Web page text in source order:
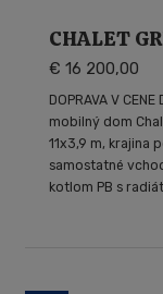
CHALET
€ 16 200,00
DOPRAVA V
mobilný dom
11x3,9 m, krajina
samostatné
kotlom PB s